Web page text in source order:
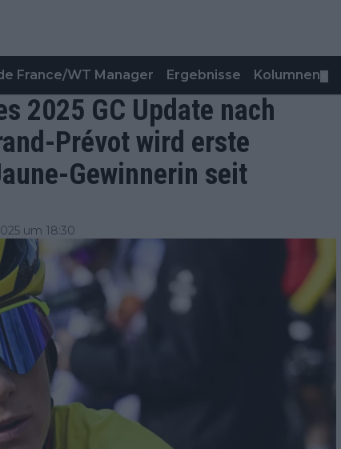
France/WT Manager Ergebnisse Kolumnen
2025 GC Update nach
Prévot wird erste
Gewinnerin seit
um 18:30